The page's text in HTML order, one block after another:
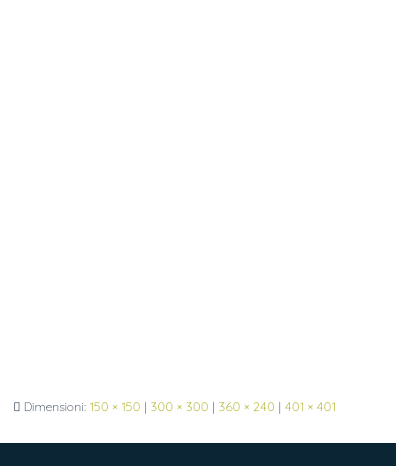
Dimensioni: 150 × 150 | 300 × 300 | 360 × 240 | 401 × 401